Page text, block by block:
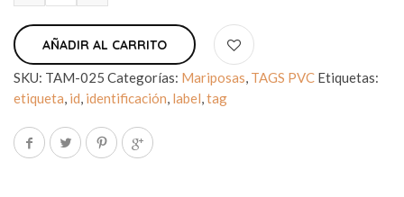
AÑADIR AL CARRITO
SKU: TAM-025 Categorías: Mariposas, TAGS PVC Etiquetas:
etiqueta, id, identificación, label,tag